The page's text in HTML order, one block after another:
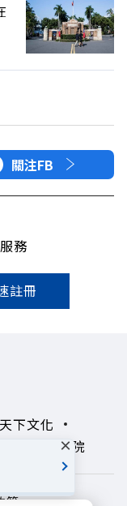
關注FB
務
註冊
天下文化
領導影響力學院
策
×